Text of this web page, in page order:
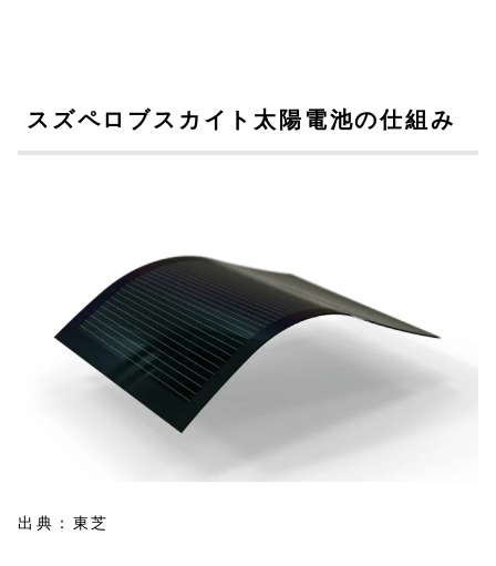
スズペロブスカイト太陽電池の仕組み
出典：東芝